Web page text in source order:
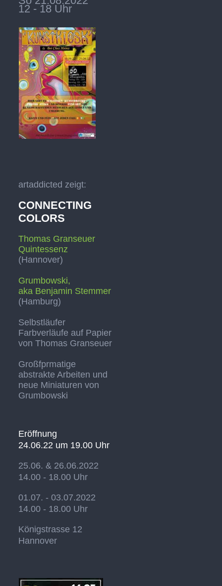
12 - 18 Uhr
artaddicted zeigt:
CONNECTING
COLORS
Thomas Granseuer
Quintessenz
(Hannover)
Grumbowski,
aka Benjamin Stemmer
(Hamburg)
Selbstläufer
Farbverläufe auf Papier
von Thomas Granseuer
Großfprmatige
abstrakte Arbeiten und
neue Miniaturen von
Grumbowski
Eröffnung
24.06.22 um 19.00 Uhr
25.06. & 26.06.2022
14.00 - 18.00 Uhr
01.07. - 03.07.2022
14.00 - 18.00 Uhr
Königstrasse 12
Hannover